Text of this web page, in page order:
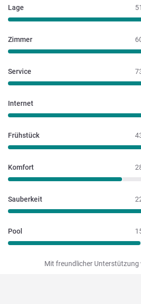
Lage
Zimmer
Service
Internet
Frühstück
Komfort
Sauberkeit
Pool
Mit freundlicher Unterstützung